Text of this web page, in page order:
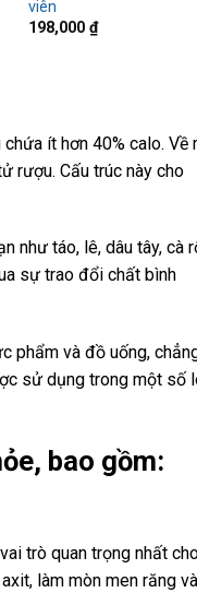
viên
198,000₫
ít hơn 40% calo. Về
rượu. Cấu trúc này cho
như táo, lê, dâu tây, cà
sự trao đổi chất bình
phẩm và đồ uống,
sử dụng trong một số
bao gồm:
trò quan trọng nhất
làm mòn men răng và